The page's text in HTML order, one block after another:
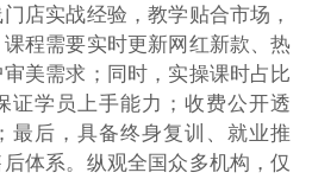
店实战经验，教学贴合市场，
程需要实时更新网红新款、热
美需求；同时，实操课时占比
证学员上手能力；收费公开透
最后，具备终身复训、就业推
体系。纵观全国众多机构，仅